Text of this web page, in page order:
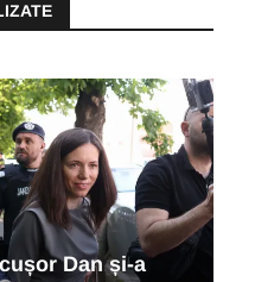
Dan și-a